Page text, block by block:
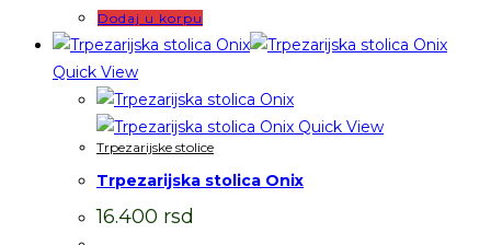
Dodaj u korpu
Quick View
Quick View
Trpezarijske stolice
Trpezarijska stolica Onix
16.400 rsd